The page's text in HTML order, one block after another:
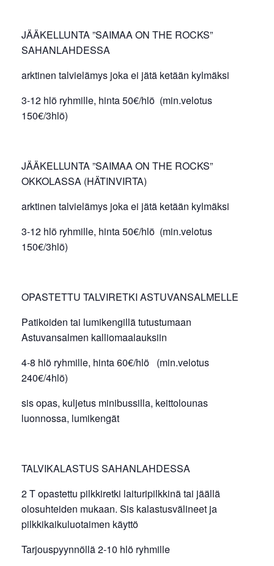
JÄÄKELLUNTA ”SAIMAA ON THE ROCKS”
SAHANLAHDESSA
arktinen talvielämys joka ei jätä ketään kylmäksi
3-12 hlö ryhmille, hinta 50€/hlö (min.velotus
150€/3hlö)
JÄÄKELLUNTA ”SAIMAA ON THE ROCKS”
OKKOLASSA (HÄTINVIRTA)
arktinen talvielämys joka ei jätä ketään kylmäksi
3-12 hlö ryhmille, hinta 50€/hlö (min.velotus
150€/3hlö)
OPASTETTU TALVIRETKI ASTUVANSALMELLE
Patikoiden tai lumikengillä tutustumaan
Astuvansalmen kalliomaalauksiin
4-8 hlö ryhmille, hinta 60€/hlö (min.velotus
240€/4hlö)
sis opas, kuljetus minibussilla, keittolounas
luonnossa, lumikengät
TALVIKALASTUS SAHANLAHDESSA
2 T opastettu pilkkiretki laituripilkkinä tai jäällä
olosuhteiden mukaan. Sis kalastusvälineet ja
pilkkikaikuluotaimen käyttö
Tarjouspyynnöllä 2-10 hlö ryhmille